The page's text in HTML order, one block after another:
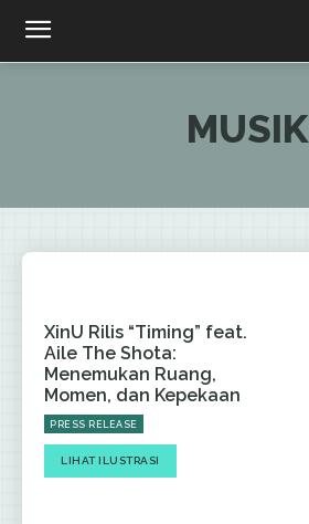
MUSIK
XinU Rilis “Timing” feat.
Aile The Shota:
Menemukan Ruang,
Momen, dan Kepekaan
PRESS RELEASE
LIHAT ILUSTRASI